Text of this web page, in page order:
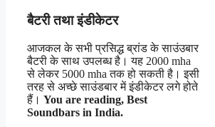
बैटरी तथा इंडीकेटर
आजकल के सभी प्रसिद्ध ब्रांड के साउंउबार
बैटरी के साथ उपलब्ध है। यह 2000 mha
से लेकर 5000 mha तक हो सकती है। इसी
तरह से अच्छे साउंडबार में इंडीकेटर लगे होते
हैं। You are reading, Best
Soundbars in India.